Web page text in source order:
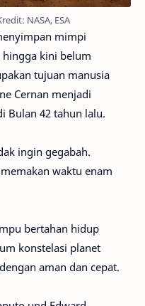
NASA, ESA
mimpi
hingga kini belum
tujuan manusia
Cernan menjadi
Bulan 42 tahun lalu.
ingin gegabah.
waktu enam
bertahan hidup
konstelasi planet
aman dan cepat.